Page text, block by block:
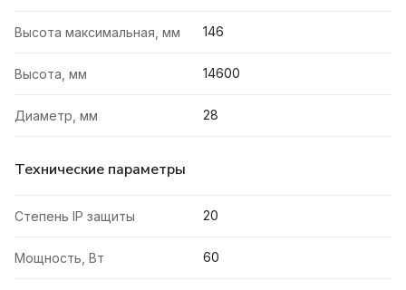
Высота максимальная, мм 146
Высота, мм 14600
Диаметр, мм 28
Технические параметры
Степень IP защиты 20
Мощность, Вт 60